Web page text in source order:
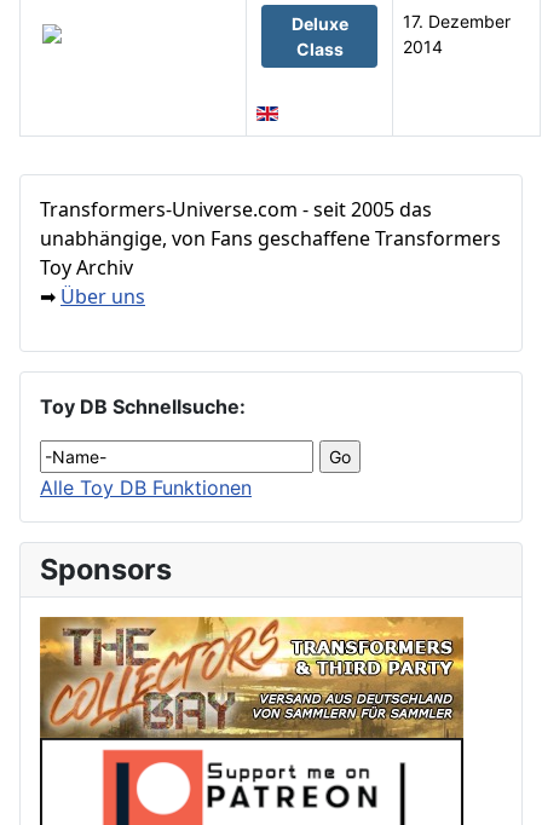
Deluxe
Class
17. Dezember
2014
Transformers‑Universe.com - seit 2005 das
unabhängige, von Fans geschaffene Transformers
Toy Archiv
➡ Über uns
Toy DB Schnellsuche:
Alle Toy DB Funktionen
Sponsors